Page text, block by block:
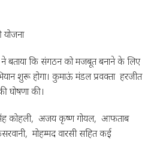
बताया कि संगठन को मजबूत बनाने के लिए
शुरू होगा। कुमाऊं मंडल प्रवक्ता हरजीत
घोषणा की।
कोहली, अजय कृष्ण गोयल, आफताब
मोहम्मद वारसी सहित कई